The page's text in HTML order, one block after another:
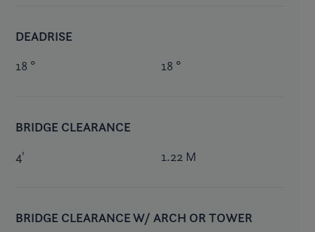
DEADRISE
18 ° 18 °
BRIDGE CLEARANCE
4' 1.22 M
BRIDGE CLEARANCE W/ ARCH OR TOWER